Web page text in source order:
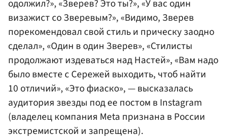
одолжил?», «Зверев? Это ты?», «У вас один
визажист со Зверевым?», «Видимо, Зверев
порекомендовал свой стиль и прическу заодно
сделал», «Один в один Зверев», «Стилисты
продолжают издеваться над Настей», «Вам надо
было вместе с Сережей выходить, чтоб найти
10 отличий», «Это фиаско», — высказалась
аудитория звезды под ее постом в Instagram
(владелец компания Meta признана в России
экстремистской и запрещена).